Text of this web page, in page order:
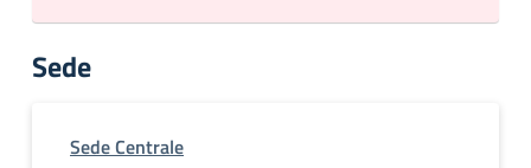
Sede
Sede Centrale